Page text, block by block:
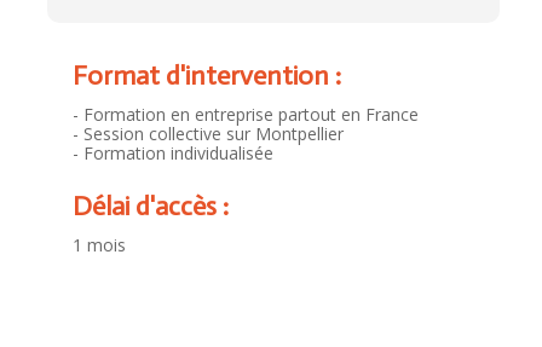
Format d'intervention :
- Formation en entreprise partout en France
- Session collective sur Montpellier
- Formation individualisée
Délai d'accès :
1 mois